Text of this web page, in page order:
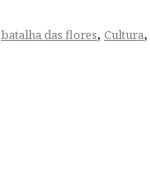
batalha das flores, Cultura,